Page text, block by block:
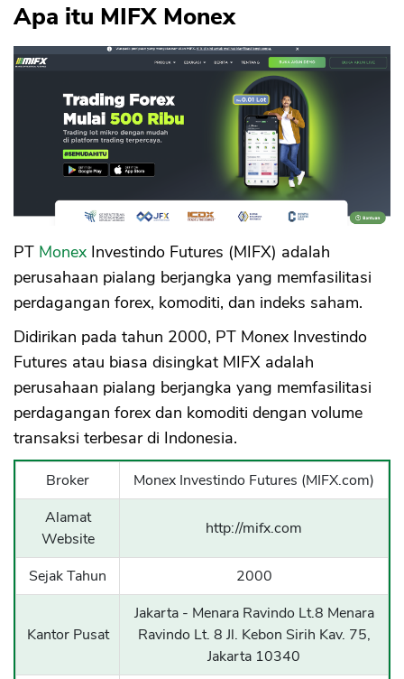
Asuransi Kesehatan
Asuransi Syariah
Apa itu MIFX Monex
PT Monex Investindo Futures (MIFX) adalah
perusahaan pialang berjangka yang memfasilitasi
perdagangan forex, komoditi, dan indeks saham.
Didirikan pada tahun 2000, PT Monex Investindo
Futures atau biasa disingkat MIFX adalah
perusahaan pialang berjangka yang memfasilitasi
perdagangan forex dan komoditi dengan volume
transaksi terbesar di Indonesia.
Broker
Monex Investindo Futures (MIFX.com)
Alamat
Website
http://mifx.com
Sejak Tahun 2000
Kantor Pusat
Jakarta - Menara Ravindo Lt.8 Menara
Ravindo Lt. 8 Jl. Kebon Sirih Kav. 75,
Jakarta 10340